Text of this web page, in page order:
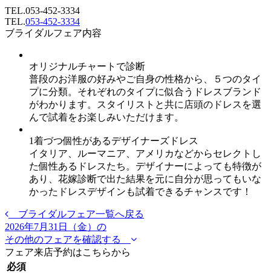
TEL.053-452-3334
TEL.053-452-3334
ブライダルフェア内容
オリジナルチャートで診断
普段のお洋服の好みやご自身の性格から、５つのタイ
プに分類。それぞれのタイプに似合うドレスブランド
がわかります。スタイリストと共に店頭のドレスを選
んで試着をお楽しみいただけます。
1着づつ個性があるデザイナーズドレス
イタリア、ルーマニア、アメリカなどからセレクトし
た個性あるドレスたち。デザイナーによっても特徴が
あり、花嫁診断で出た結果を元に自分が思ってもいな
かったドレスデザインも試着できるチャンスです！
ブライダルフェア一覧へ戻る
2026年7月31日（金）の
その他のフェアを確認する
フェア来店予約はこちらから
必須